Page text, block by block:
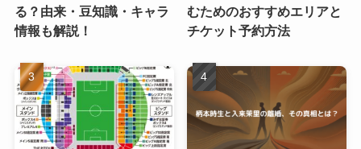
る？由来・豆知識・キャラ
情報も解説！
むためのおすすめエリアと
チケット予約方法